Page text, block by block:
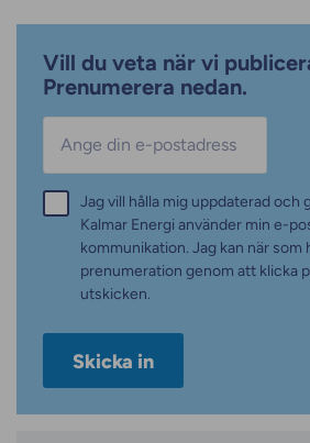
Vill du veta när vi
Prenumerera nedan.
Samtycke*
Jag vill hålla mig uppdaterad och
Kalmar Energi använder min e-
kommunikation. Jag kan när som
prenumeration genom att klicka
utskicken.